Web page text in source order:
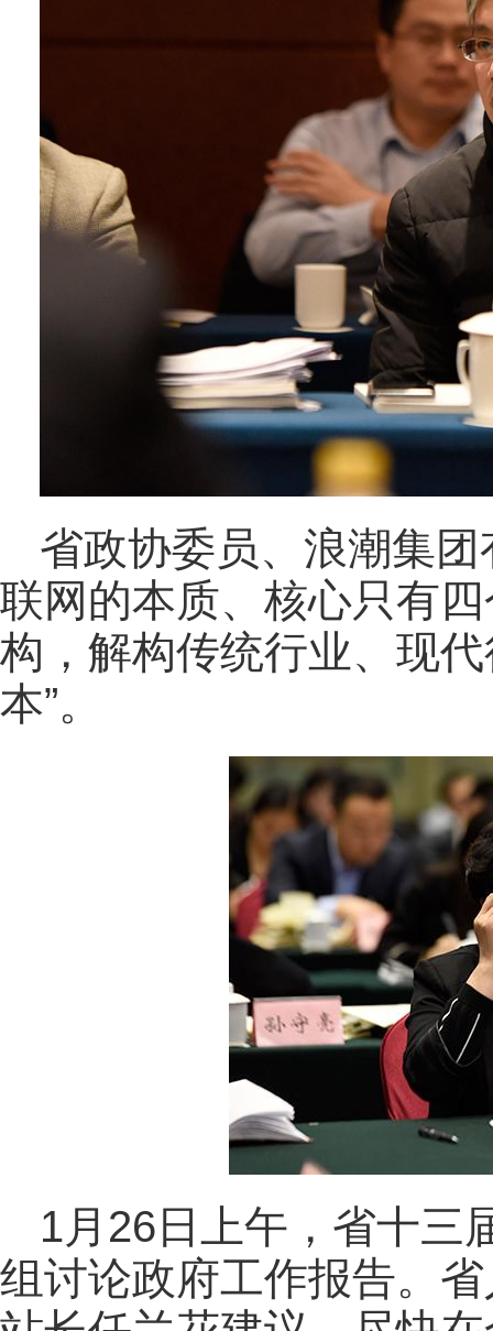
省政协委员、浪潮集
联网的本质、核心只有
构，解构传统行业、现
本”。
1月26日上午，省十三
组讨论政府工作报告。